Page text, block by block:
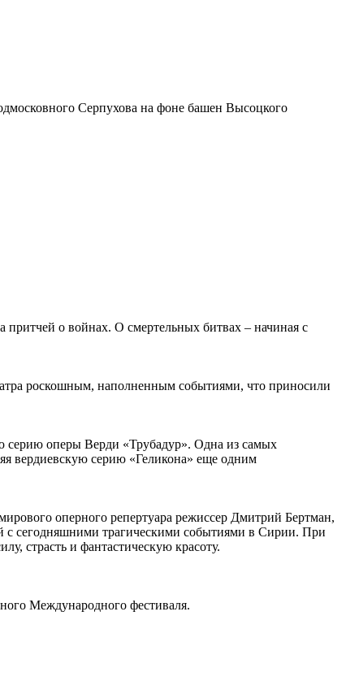
Серпухова на фоне башен Высоцкого
притчей о войнах. О смертельных битвах – начиная с
роскошным, наполненным событиями, что приносили
серию оперы Верди «Трубадур». Одна из самых
вердиевскую серию «Геликона» еще одним
оперного репертуара режиссер Дмитрий Бертман,
сегодняшними трагическими событиями в Сирии. При
страсть и фантастическую красоту.
Международного фестиваля.